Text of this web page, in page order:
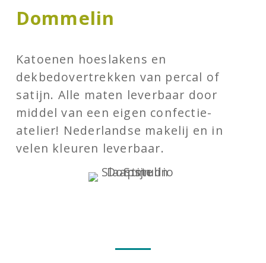
Dommelin
Katoenen hoeslakens en
dekbedovertrekken van percal of
satijn. Alle maten leverbaar door
middel van een eigen confectie-
atelier! Nederlandse makelij en in
velen kleuren leverbaar.